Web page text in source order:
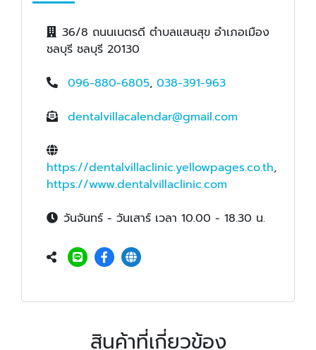
36/8 ถนนเนตรดี ตำบลแสนสุข อำเภอเมือง
ชลบุรี ชลบุรี 20130
096-880-6805, 038-391-963
dentalvillacalendar@gmail.com
https://dentalvillaclinic.yellowpages.co.th,
https://www.dentalvillaclinic.com
วันจันทร์ - วันเสาร์ เวลา 10.00 - 18.30 น.
สินค้าที่เกี่ยวข้อง